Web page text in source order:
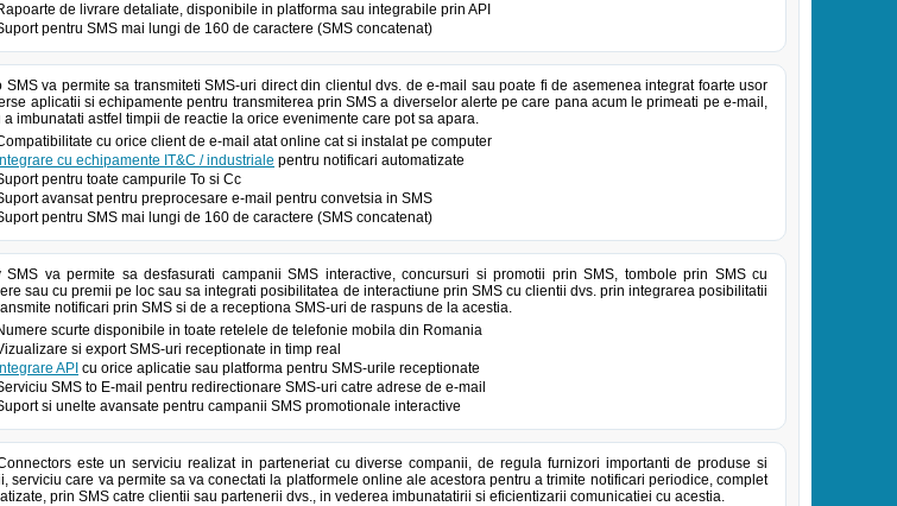
de livrare detaliate, disponibile in platforma sau integrabile prin API
pentru SMS mai lungi de 160 de caractere (SMS concatenat)
SMS va permite sa transmiteti SMS-uri direct din clientul dvs. de e-mail sau poate fi de asemenea integrat foarte usor
aplicatii si echipamente pentru transmiterea prin SMS a diverselor alerte pe care pana acum le primeati pe e-mail,
a imbunatati astfel timpii de reactie la orice evenimente care pot sa apara.
cu orice client de e-mail atat online cat si instalat pe computer
Integrare cu echipamente IT&C / industriale pentru notificari automatizate
pentru toate campurile To si Cc
avansat pentru preprocesare e-mail pentru convetsia in SMS
pentru SMS mai lungi de 160 de caractere (SMS concatenat)
SMS va permite sa desfasurati campanii SMS interactive, concursuri si promotii prin SMS, tombole prin SMS cu
sau cu premii pe loc sau sa integrati posibilitatea de interactiune prin SMS cu clientii dvs. prin integrarea posibilitatii
notificari prin SMS si de a receptiona SMS-uri de raspuns de la acestia.
scurte disponibile in toate retelele de telefonie mobila din Romania
si export SMS-uri receptionate in timp real
Integrare API cu orice aplicatie sau platforma pentru SMS-urile receptionate
SMS to E-mail pentru redirectionare SMS-uri catre adrese de e-mail
si unelte avansate pentru campanii SMS promotionale interactive
este un serviciu realizat in parteneriat cu diverse companii, de regula furnizori importanti de produse si
serviciu care va permite sa va conectati la platformele online ale acestora pentru a trimite notificari periodice, complet
prin SMS catre clientii sau partenerii dvs., in vederea imbunatatirii si eficientizarii comunicatiei cu acestia.